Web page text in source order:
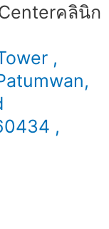
คลินิก
,
,